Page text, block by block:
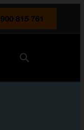
900 815 761